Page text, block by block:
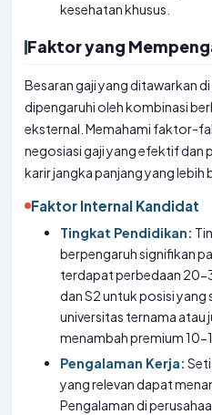
kesehatan khusus.
Faktor yang
Besaran gaji yang ditawarkan
dipengaruhi oleh kombinasi
eksternal. Memahami faktor-
negosiasi gaji yang efektif dan
karir jangka panjang yang lebih
Faktor Internal Kandidat
Tingkat Pendidikan:
berpengaruh signifikan
terdapat perbedaan 20-
dan S2 untuk posisi yang
universitas ternama atau
menambah premium 10-
Pengalaman Kerja:
yang relevan dapat
Pengalaman di